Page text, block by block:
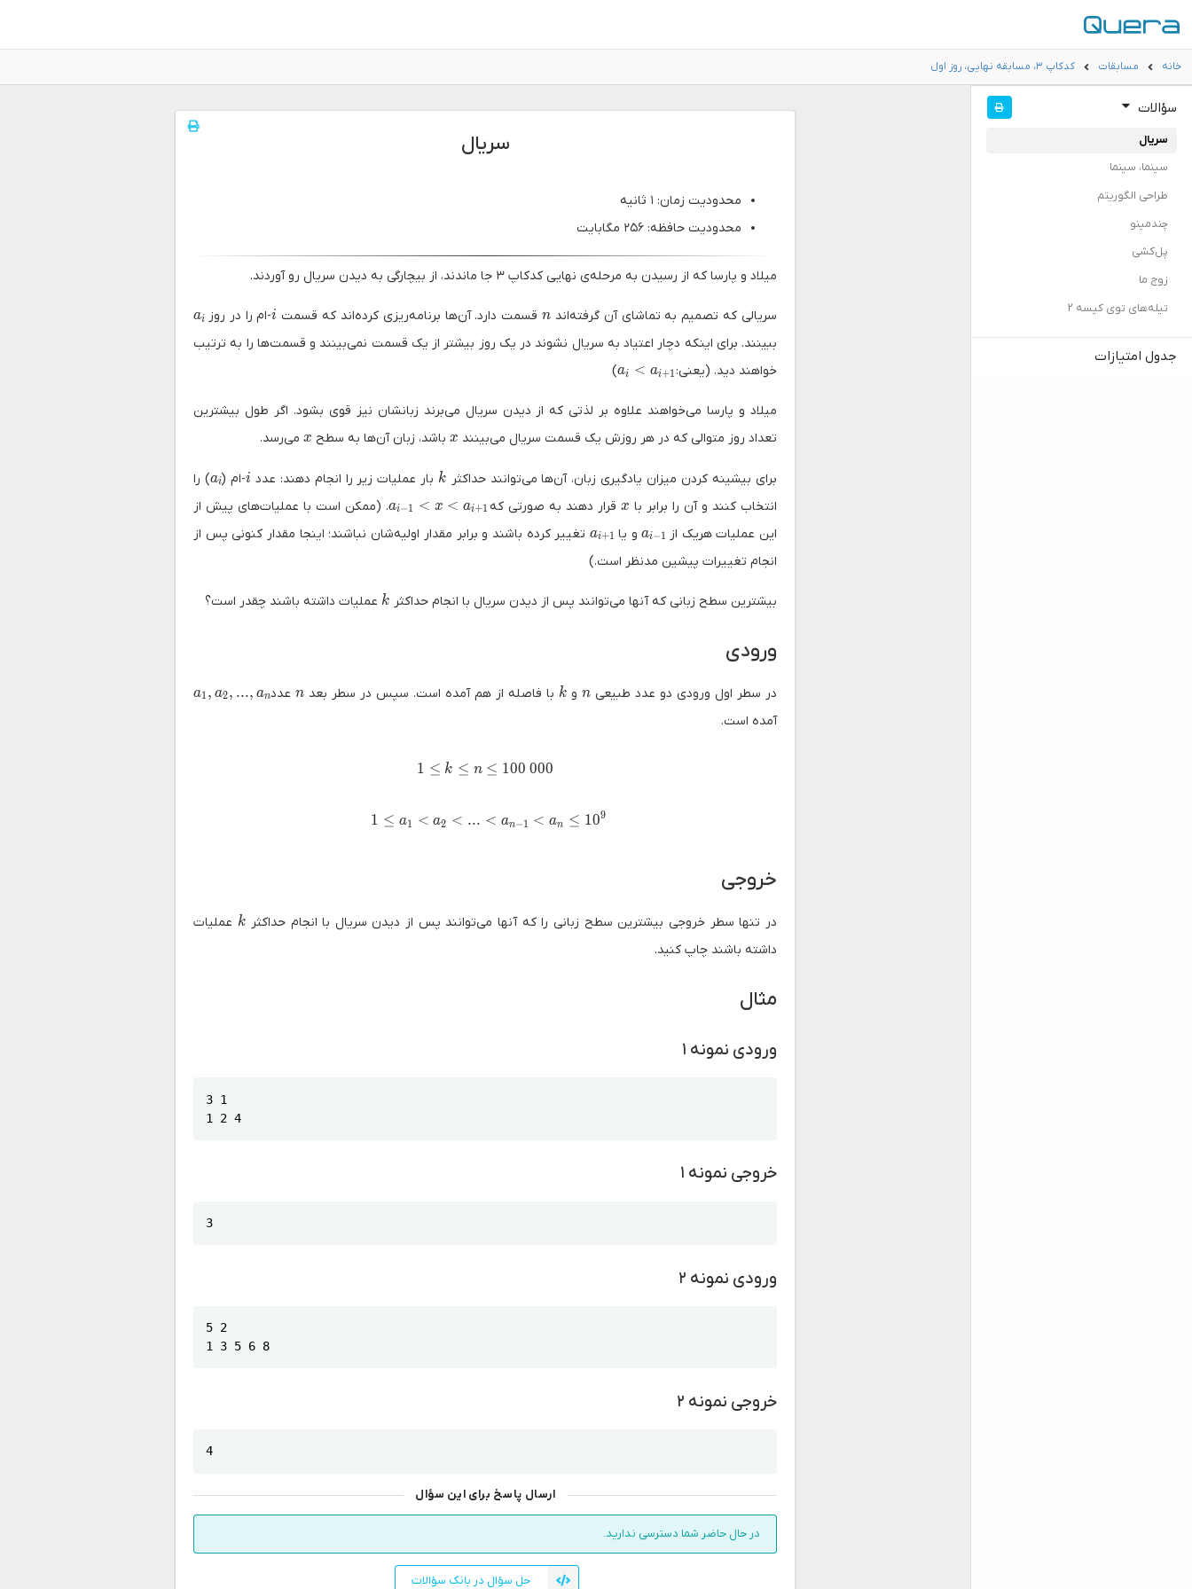
خانه مسابقات کدکاپ ۳، مسابقه نهایی، روز اول
سؤالات
سریال
سینما، سینما
طراحی الگوریتم
چندمینو
پل‌کشی
زوج ما
تیله‌های توی کیسه ۲
جدول امتیازات
سریال
محدودیت زمان: ۱ ثانیه
محدودیت حافظه: ۲۵۶ مگابایت
میلاد و پارسا که از رسیدن به مرحله‌ی نهایی کدکاپ ۳ جا ماندند، از بیچارگی به دیدن سریال رو آوردند.
سریالی که تصمیم به تماشای آن گرفته‌اند
n
nقسمت دارد. آن‌ها برنامه‌ریزی کرده‌اند که قسمت i-ام را در روز
a_i
ai
ببینند. برای اینکه دچار اعتیاد به سریال نشوند در یک روز بیشتر از یک قسمت نمی‌بینند و قسمت‌ها را به ترتیب
خواهند دید. (یعنی:
a_i < a_{i+1}
ai < ai+1
)
میلاد و پارسا می‌خواهند علاوه بر لذتی که از دیدن سریال می‌برند زبانشان نیز قوی بشود. اگر طول بیشترین
تعداد روز متوالی که در هر روزش یک قسمت سریال می‌بینند
x
x باشد، زبان آن‌ها به سطح
x
x می‌رسد.
برای بیشینه کردن میزان یادگیری زبان، آن‌ها می‌توانند حداکثر k
k بار عملیات زیر را انجام دهند: عدد i
i-ام (
a_i
ai
) را
انتخاب کنند و آن را برابر با
x
xقرار دهند به صورتی که
a_{i-1} < x < a_{i+1}
ai−1 < x < ai+1
. (ممکن است با عملیات‌های پیش از
این عملیات هریک از
a_{i-1}
ai−1 و یا
a_{i+1}
ai+1
تغییر کرده باشند و برابر مقدار اولیه‌شان نباشند؛ اینجا مقدار کنونی پس از
انجام تغییرات پیشین مدنظر است.)
بیشترین سطح زبانی که آنها می‌توانند پس از دیدن سریال با انجام حداکثر k عملیات داشته باشند چقدر است؟
ورودی
در سطر اول ورودی دو عدد طبیعی nوk
k با فاصله از هم آمده است. سپس در سطر بعدn
n عدد
a_1, a_2, ..., a_n
a1 , a2, ..., an
آمده است.
1 \le k \le n \le 100\ 000
1 ≤ k ≤ n ≤ 100 000
1 \le a_1 < a_2 < ... < a_{n-1} < a_n \le 10^9
1 ≤ a1 < a2 < ... < an−1 < an ≤ 109
خروجی
در تنها سطر خروجی بیشترین سطح زبانی را که آنها می‌توانند پس از دیدن سریال با انجام حداکثر k
k عملیات
داشته باشند چاپ کنید.
مثال
ورودی نمونه ۱
3 1
1 2 4
خروجی نمونه ۱
3
ورودی نمونه ۲
5 2
1 3 5 6 8
خروجی نمونه ۲
4
ارسال پاسخ برای این سؤال
در حال حاضر شما دسترسی ندارید.
حل سؤال در بانک سؤالات